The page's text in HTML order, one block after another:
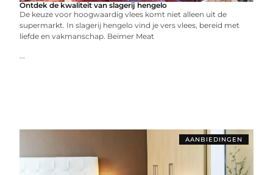
Ontdek de kwaliteit van slagerij hengelo
De keuze voor hoogwaardig vlees komt niet alleen uit de
supermarkt. In slagerij hengelo vind je vers vlees, bereid met
liefde en vakmanschap. Beimer Meat
...
AANBIEDINGEN